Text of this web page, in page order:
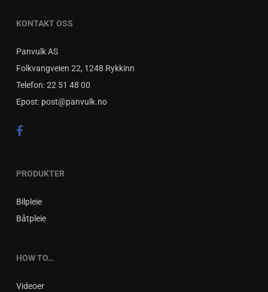
KONTAKT OSS
Panvulk AS
Folkvangveien 22, 1248 Rykkinn
Telefon:22 51 48 00
Epost: post@panvulk.no
PRODUKTER
Bilpleie
Båtpleie
HOW TO…
Videoer